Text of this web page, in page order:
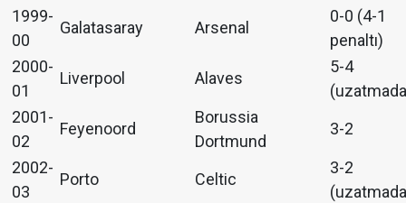
1999-
00
Galatasaray Arsenal
0-0 (4-1
penaltı)
2000-
01
Liverpool Alaves
5-4
2001-
02
Feyenoord
Borussia
Dortmund
3-2
2002-
03
Porto Celtic
3-2